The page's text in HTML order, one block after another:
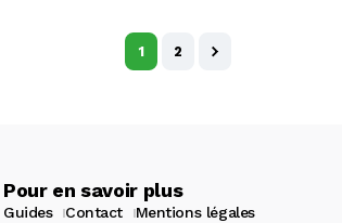
1 2
Pour en savoir plus
Guides Contact Mentions légales